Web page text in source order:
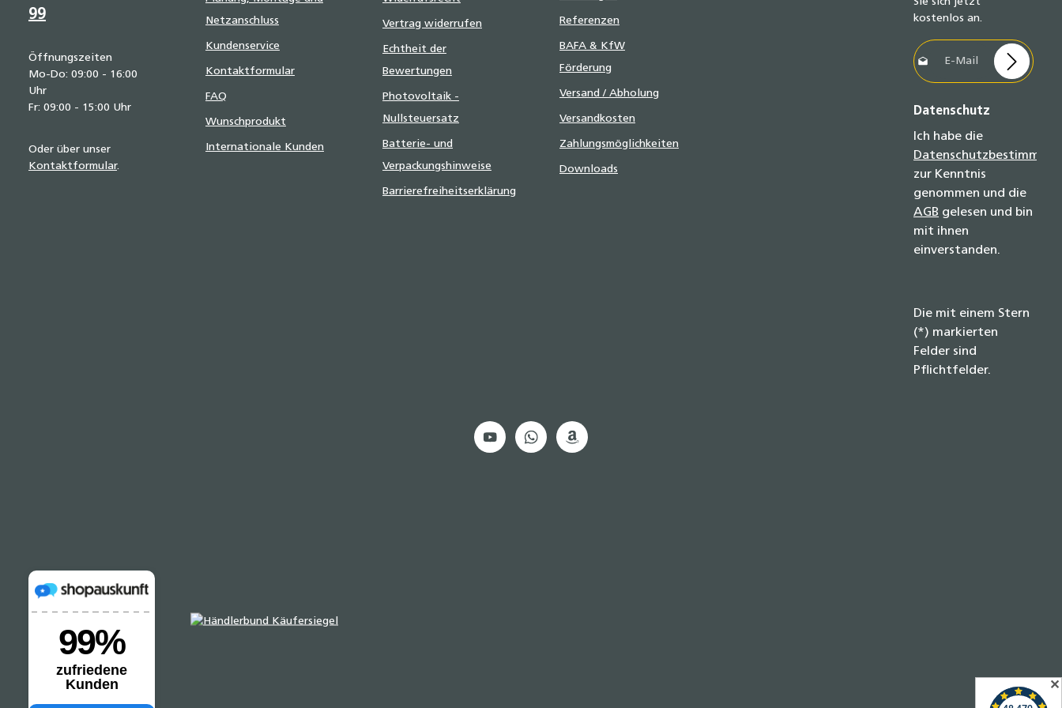
99
Öffnungszeiten
Mo-Do: 09:00 - 16:00
Uhr
Fr: 09:00 - 15:00 Uhr
Oder über unser
Kontaktformular.
Netzanschluss
Kundenservice
Kontaktformular
FAQ
Wunschprodukt
Internationale Kunden
Vertrag widerrufen
Echtheit der
Bewertungen
Photovoltaik -
Nullsteuersatz
Batterie- und
Verpackungshinweise
Barrierefreiheitserklärung
Referenzen
BAFA & KfW
Förderung
Versand / Abholung
Versandkosten
Zahlungsmöglichkeiten
Downloads
kostenlos an.
E-Mail-Adresse*
Datenschutz
Ich habe die
zur Kenntnis
genommen und die
AGB gelesen und bin
mit ihnen
einverstanden.
Die mit einem Stern
(*) markierten
Felder sind
Pflichtfelder.
✕